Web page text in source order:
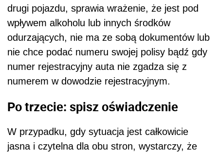
drugi pojazdu, sprawia wrażenie, że jest pod
wpływem alkoholu lub innych środków
odurzających, nie ma ze sobą dokumentów lub
nie chce podać numeru swojej polisy bądź gdy
numer rejestracyjny auta nie zgadza się z
numerem w dowodzie rejestracyjnym.
Po trzecie: spisz oświadczenie
W przypadku, gdy sytuacja jest całkowicie
jasna i czytelna dla obu stron, wystarczy, że